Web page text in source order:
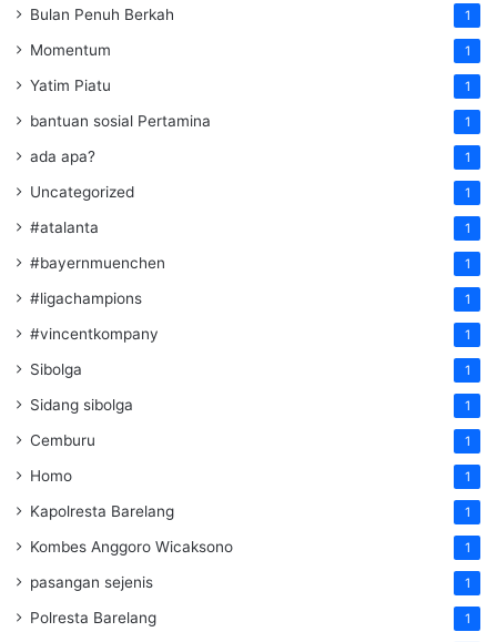
Bulan Penuh Berkah 1
Momentum 1
Yatim Piatu 1
bantuan sosial Pertamina 1
ada apa? 1
Uncategorized 1
#atalanta 1
#bayernmuenchen 1
#ligachampions 1
#vincentkompany 1
Sibolga 1
Sidang sibolga 1
Cemburu 1
Homo 1
Kapolresta Barelang 1
Kombes Anggoro Wicaksono 1
pasangan sejenis 1
Polresta Barelang 1